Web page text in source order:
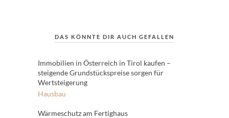
DAS KÖNNTE DIR AUCH GEFALLEN
Immobilien in Österreich in Tirol kaufen –
steigende Grundstückspreise sorgen für
Wertsteigerung
Hausbau
Wärmeschutz am Fertighaus